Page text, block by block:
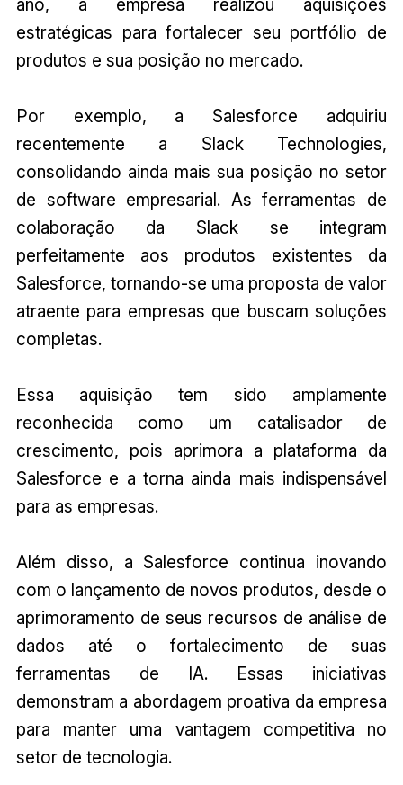
ano, a empresa realizou aquisições
estratégicas para fortalecer seu portfólio de
produtos e sua posição no mercado.
Por exemplo, a Salesforce adquiriu
recentemente a Slack Technologies,
consolidando ainda mais sua posição no setor
de software empresarial. As ferramentas de
colaboração da Slack se integram
perfeitamente aos produtos existentes da
Salesforce, tornando-se uma proposta de valor
atraente para empresas que buscam soluções
completas.
Essa aquisição tem sido amplamente
reconhecida como um catalisador de
crescimento, pois aprimora a plataforma da
Salesforce e a torna ainda mais indispensável
para as empresas.
Além disso, a Salesforce continua inovando
com o lançamento de novos produtos, desde o
aprimoramento de seus recursos de análise de
dados até o fortalecimento de suas
ferramentas de IA. Essas iniciativas
demonstram a abordagem proativa da empresa
para manter uma vantagem competitiva no
setor de tecnologia.